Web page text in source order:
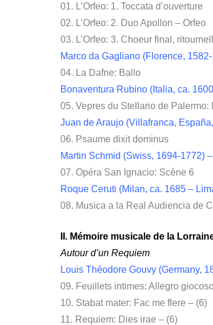
01. L’Orfeo: 1. Toccata d’ouverture
02. L’Orfeo: 2. Duo Apollon – Orfeo
03. L’Orfeo: 3. Choeur final,
Marco da Gagliano (Florence,
04. La Dafne: Ballo
Bonaventura Rubino (Italia, ca.
05. Vepres du Stellario de Palermo:
Juan de Araujo (Villafranca,
06. Psaume dixit dominus
Martin Schmid (Swiss, 1694-1772)
07. Opéra San Ignacio: Scène 6
Roque Ceruti (Milan, ca. 1685 –
08. Musica a la Real Audiencia de
II. Mémoire musicale de la
Autour d’un Requiem
Louis Théodore Gouvy (Germany,
09. Feuillets intimes: Allegro
10. Stabat mater: Fac me flere – (6)
11. Requiem: Dies irae – (6)